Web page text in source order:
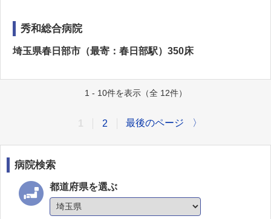
秀和総合病院
埼玉県春日部市（最寄：春日部駅）350床
1 - 10件を表示（全 12件）
2 最後のページ 〉
病院検索
都道府県を選ぶ